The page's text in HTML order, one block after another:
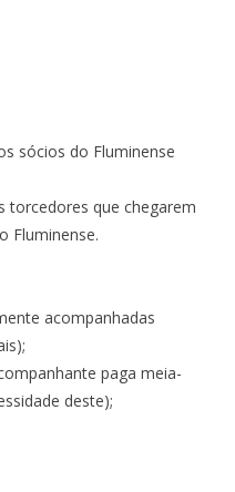
sócios do Fluminense
torcedores que chegarem
Fluminense.
acompanhadas
paga meia-
deste);